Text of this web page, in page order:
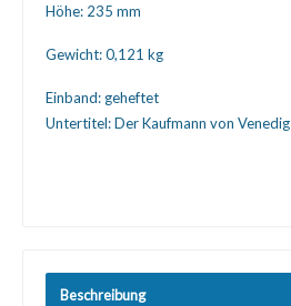
Höhe: 235 mm
Gewicht:0,121 kg
Einband: geheftet
Untertitel:Der Kaufmann von Venedig
Beschreibung